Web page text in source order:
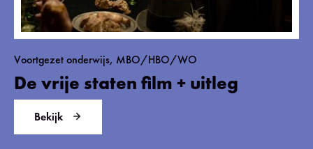
De vrije staten film + uitleg
Voortgezet onderwijs, MBO/HBO/WO
Bekijk